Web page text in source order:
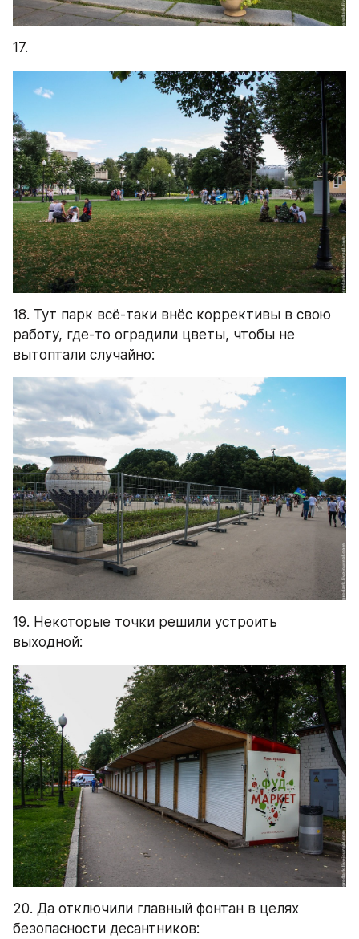
17.
18. Тут парк всё-таки внёс коррективы в свою
работу, где-то оградили цветы, чтобы не
вытоптали случайно:
19. Некоторые точки решили устроить
выходной:
20. Да отключили главный фонтан в целях
безопасности десантников: